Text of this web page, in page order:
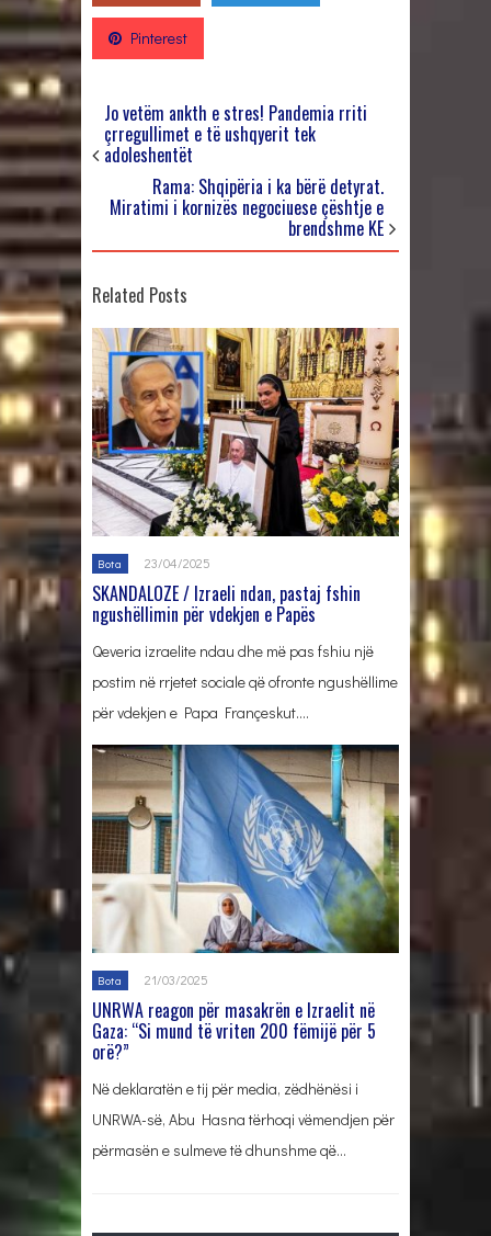
Pinterest
Jo vetëm ankth e stres! Pandemia rriti
çrregullimet e të ushqyerit tek
adoleshentët
Rama: Shqipëria i ka bërë detyrat.
Miratimi i kornizës negociuese çështje e
brendshme KE
Related Posts
Bota 23/04/2025
SKANDALOZE / Izraeli ndan, pastaj fshin
ngushëllimin për vdekjen e Papës
Qeveria izraelite ndau dhe më pas fshiu një
postim në rrjetet sociale që ofronte ngushëllime
për vdekjen e Papa Françeskut….
Bota 21/03/2025
UNRWA reagon për masakrën e Izraelit në
Gaza: “Si mund të vriten 200 fëmijë për 5
orë?”
Në deklaratën e tij për media, zëdhënësi i
UNRWA-së, Abu Hasna tërhoqi vëmendjen për
përmasën e sulmeve të dhunshme që…